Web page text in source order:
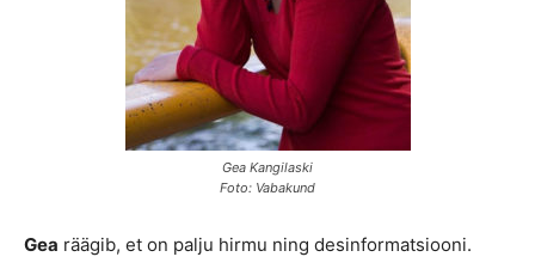
Gea Kangilaski
Foto: Vabakund
Gea räägib, et on palju hirmu ning desinformatsiooni.